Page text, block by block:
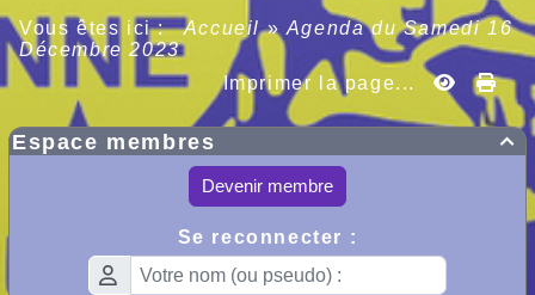
Vous êtes ici :Accueil» Agenda duSamedi 16
Décembre 2023
Imprimer la page...

Espace membres
Devenir membre
Se reconnecter :